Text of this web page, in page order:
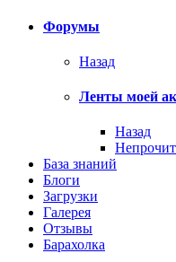
Форумы
Назад
Ленты моей
Назад
База знаний
Блоги
Загрузки
Галерея
Отзывы
Барахолка